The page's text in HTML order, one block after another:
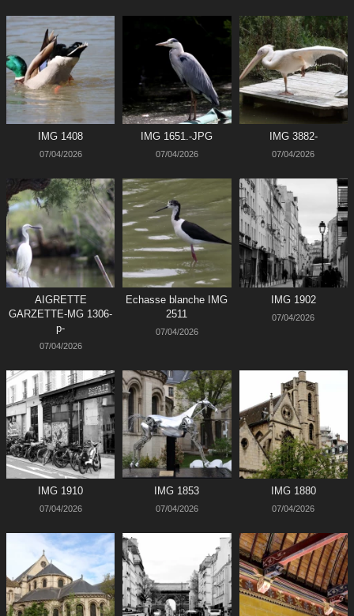
IMG 1408
07/04/2026
IMG 1651.-JPG
07/04/2026
IMG 3882-
07/04/2026
AIGRETTE
GARZETTE-MG 1306-
p-
07/04/2026
Echasse blanche IMG
2511
07/04/2026
IMG 1902
07/04/2026
IMG 1910
07/04/2026
IMG 1853
07/04/2026
IMG 1880
07/04/2026